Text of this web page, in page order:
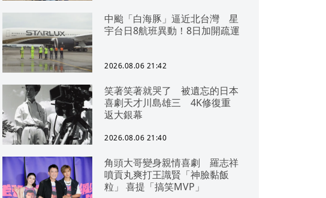
中颱「白海豚」逼近北台灣 星
宇台日8航班異動！8日加開疏運
2026.08.06 21:42
笑著笑著就哭了 被遺忘的日本
喜劇天才川島雄三 4K修復重
返大銀幕
2026.08.06 21:40
角頭大哥變身親情喜劇 羅志祥
噴貢丸爽打王識賢「神臉黏飯
粒」 喜提「搞笑MVP」